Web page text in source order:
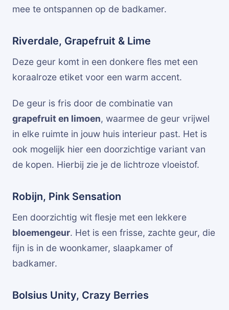
mee te ontspannen op de badkamer.
Riverdale, Grapefruit & Lime
Deze geur komt in een donkere fles met een
koraalroze etiket voor een warm accent.
De geur is fris door de combinatie van
grapefruit en limoen, waarmee de geur vrijwel
in elke ruimte in jouw huis interieur past. Het is
ook mogelijk hier een doorzichtige variant van
de kopen. Hierbij zie je de lichtroze vloeistof.
Robijn, Pink Sensation
Een doorzichtig wit flesje met een lekkere
bloemengeur. Het is een frisse, zachte geur, die
fijn is in de woonkamer, slaapkamer of
badkamer.
Bolsius Unity, Crazy Berries